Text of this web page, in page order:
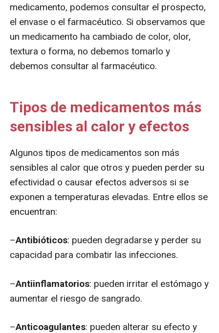
medicamento, podemos consultar el prospecto,
el envase o el farmacéutico. Si observamos que
un medicamento ha cambiado de color, olor,
textura o forma, no debemos tomarlo y
debemos consultar al farmacéutico.
Tipos de medicamentos más
sensibles al calor y efectos
Algunos tipos de medicamentos son más
sensibles al calor que otros y pueden perder su
efectividad o causar efectos adversos si se
exponen a temperaturas elevadas. Entre ellos se
encuentran:
–Antibióticos: pueden degradarse y perder su
capacidad para combatir las infecciones.
–Antiinflamatorios: pueden irritar el estómago y
aumentar el riesgo de sangrado.
–Anticoagulantes: pueden alterar su efecto y